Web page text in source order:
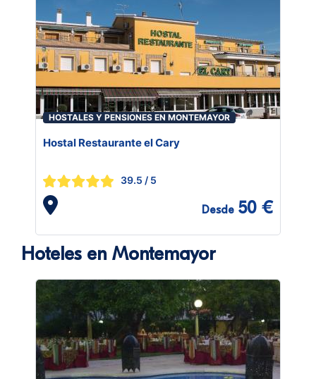
HOSTALES Y PENSIONES EN MONTEMAYOR
Hostal Restaurante el Cary
39.5 / 5
Desde 50 €
Hoteles en Montemayor